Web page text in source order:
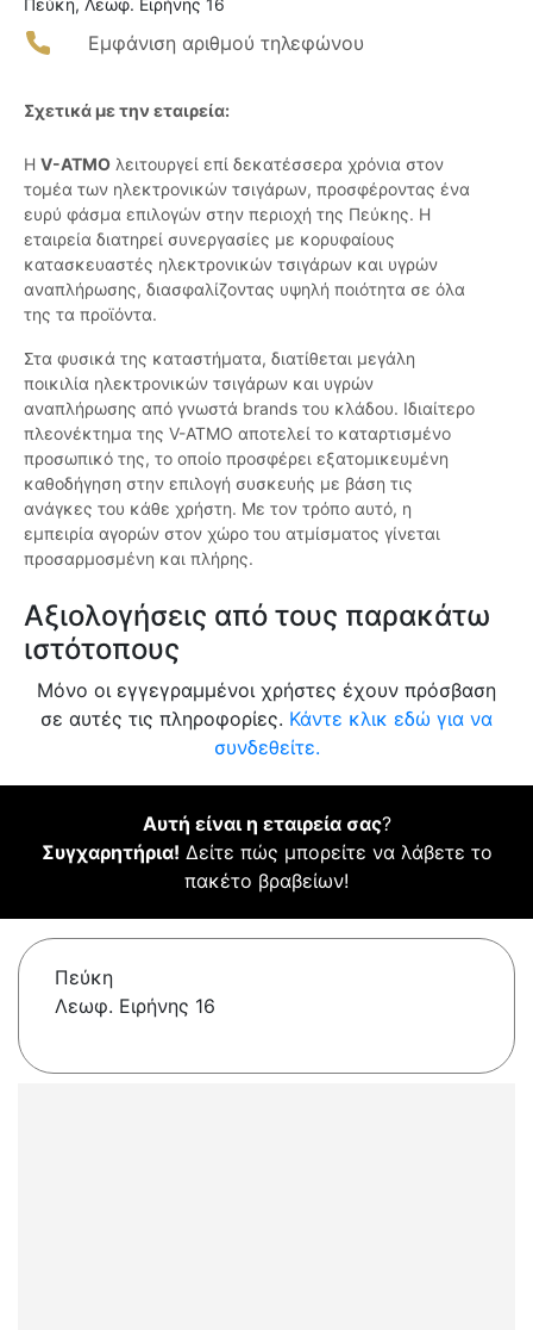
Πεύκη, Λεωφ. Ειρήνης 16
Εμφάνιση αριθμού τηλεφώνου
Σχετικά με την εταιρεία:
Η V-ATMO λειτουργεί επί δεκατέσσερα χρόνια στον
τομέα των ηλεκτρονικών τσιγάρων, προσφέροντας ένα
ευρύ φάσμα επιλογών στην περιοχή της Πεύκης. Η
εταιρεία διατηρεί συνεργασίες με κορυφαίους
κατασκευαστές ηλεκτρονικών τσιγάρων και υγρών
αναπλήρωσης, διασφαλίζοντας υψηλή ποιότητα σε όλα
της τα προϊόντα.
Στα φυσικά της καταστήματα, διατίθεται μεγάλη
ποικιλία ηλεκτρονικών τσιγάρων και υγρών
αναπλήρωσης από γνωστά brands του κλάδου. Ιδιαίτερο
πλεονέκτημα της V-ATMO αποτελεί το καταρτισμένο
προσωπικό της, το οποίο προσφέρει εξατομικευμένη
καθοδήγηση στην επιλογή συσκευής με βάση τις
ανάγκες του κάθε χρήστη. Με τον τρόπο αυτό, η
εμπειρία αγορών στον χώρο του ατμίσματος γίνεται
προσαρμοσμένη και πλήρης.
Αξιολογήσεις από τους παρακάτω
ιστότοπους
Μόνο οι εγγεγραμμένοι χρήστες έχουν πρόσβαση
σε αυτές τις πληροφορίες. Κάντε κλικ εδώ για να
συνδεθείτε.
Αυτή είναι η εταιρεία σας?
Συγχαρητήρια! Δείτε πώς μπορείτε να λάβετε το
πακέτο βραβείων!
Πεύκη
Λεωφ. Ειρήνης 16